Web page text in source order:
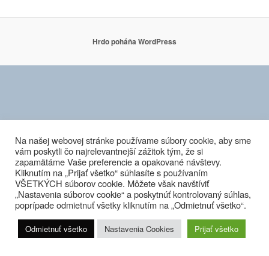
Hrdo poháňa WordPress
Na našej webovej stránke používame súbory cookie, aby sme
vám poskytli čo najrelevantnejší zážitok tým, že si
zapamätáme Vaše preferencie a opakované návštevy.
Kliknutím na „Prijať všetko“ súhlasíte s používaním
VŠETKÝCH súborov cookie. Môžete však navštíviť
„Nastavenia súborov cookie“ a poskytnúť kontrolovaný súhlas,
poprípade odmietnuť všetky kliknutím na „Odmietnuť všetko“.
Odmietnuť všetko Nastavenia Cookies Prijať všetko